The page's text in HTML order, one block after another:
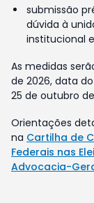
submissão
dúvida à
institucional
As medidas
de 2026, data
25 de outubro
Orientações
na Cartilha de
Federais nas
Advocacia-